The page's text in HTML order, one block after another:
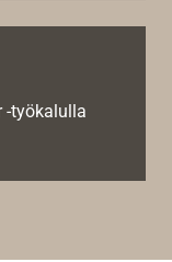
-työkalulla